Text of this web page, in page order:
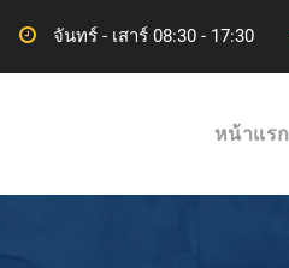
จันทร์ - เสาร์ 08:30 - 17:30
หน้าแรก